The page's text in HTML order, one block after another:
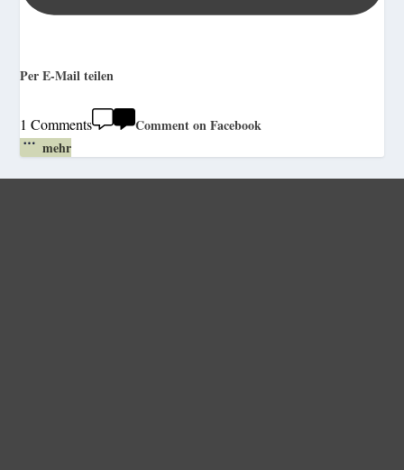
Per E-Mail teilen
1 Comments
Comment on Facebook
mehr